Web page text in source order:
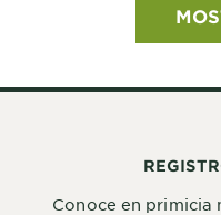
Conoce en primicia